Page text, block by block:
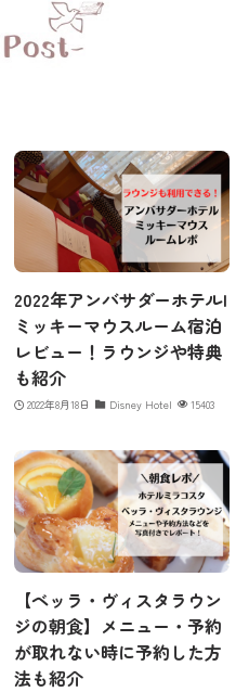
2022年アンバサダーホテル|
ミッキーマウスルーム宿泊
レビュー！ラウンジや特典
も紹介
2022年8月18日 Disney Hotel 15403
【ベッラ・ヴィスタラウン
ジの朝食】メニュー・予約
が取れない時に予約した方
法も紹介